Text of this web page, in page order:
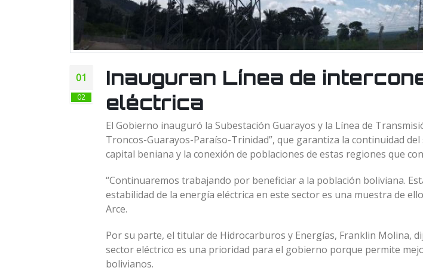
01
02
Inauguran Línea de
eléctrica
El Gobierno inauguró la Subestación Guarayos y la Línea de
Troncos-Guarayos-Paraíso-Trinidad”, que garantiza la continuidad
capital beniana y la conexión de poblaciones de estas regiones que
“Continuaremos trabajando por beneficiar a la población boliviana.
estabilidad de la energía eléctrica en este sector es una muestra de
Arce.
Por su parte, el titular de Hidrocarburos y Energías, Franklin Molina,
sector eléctrico es una prioridad para el gobierno porque permite
bolivianos.